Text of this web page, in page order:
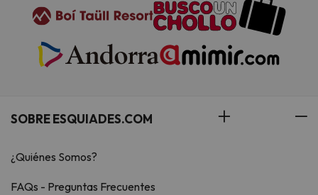
SOBRE ESQUIADES.COM
¿Quiénes Somos?
FAQs - Preguntas Frecuentes